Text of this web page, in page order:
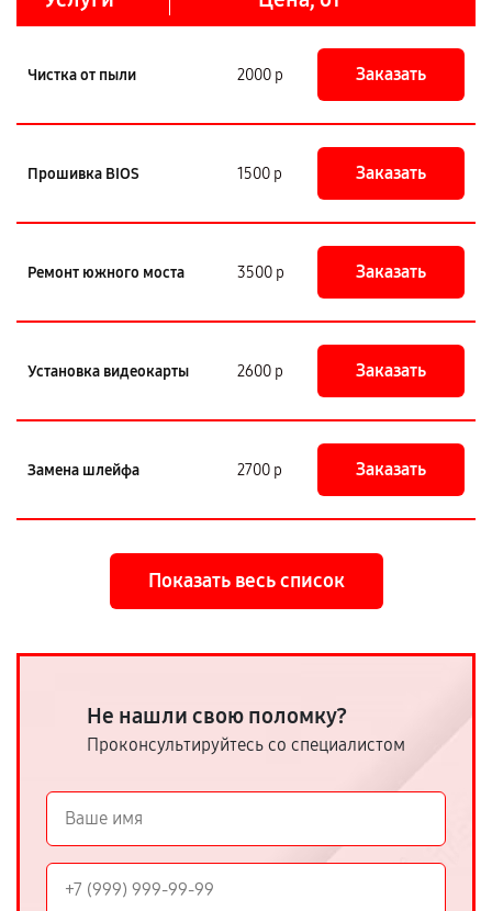
Чистка от пыли 2000 р Заказать
Прошивка BIOS 1500 р Заказать
Ремонт южного моста 3500 р Заказать
Установка видеокарты 2600 р Заказать
Замена шлейфа 2700 р Заказать
Показать весь список
Не нашли свою поломку?
Проконсультируйтесь со специалистом